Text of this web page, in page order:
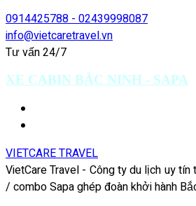
0914425788 - 02439998087
info@vietcaretravel.vn
Tư vấn 24/7
XE CABIN BẮC NINH - SAPA
VIETCARE TRAVEL
VietCare Travel - Công ty du lịch uy tín
/ combo Sapa ghép đoàn khởi hành